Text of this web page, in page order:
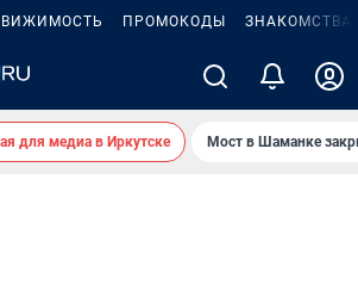
ПРОМОКОДЫ ЗНАКОМСТВА
для медиа в Иркутске Мост в Шаманке